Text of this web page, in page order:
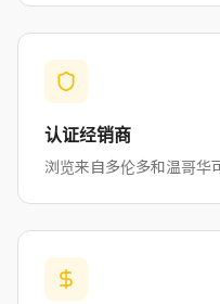
认证经销商
浏览来自多伦多和温哥华